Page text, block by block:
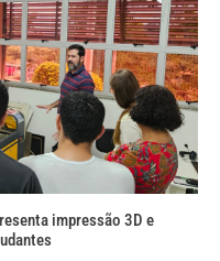
impressão 3D e